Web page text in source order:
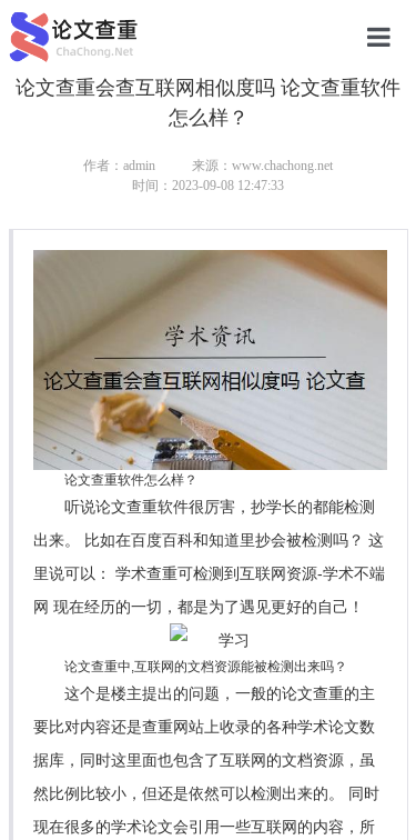
网站首页
本科论文
研究生论
博士论文
论文查重会查互联网相似度吗 论文查重软件
怎么样？
作者：admin
来源：www.chachong.net
时间：2023-09-08 12:47:33
论文查重软件怎么样？
听说论文查重软件很厉害，抄学长的都能检测
出来。 比如在百度百科和知道里抄会被检测吗？ 这
里说可以： 学术查重可检测到互联网资源-学术不端
网 现在经历的一切，都是为了遇见更好的自己！
论文查重中,互联网的文档资源能被检测出来吗？
这个是楼主提出的问题，一般的论文查重的主
要比对内容还是查重网站上收录的各种学术论文数
据库，同时这里面也包含了互联网的文档资源，虽
然比例比较小，但还是依然可以检测出来的。 同时
现在很多的学术论文会引用一些互联网的内容，所